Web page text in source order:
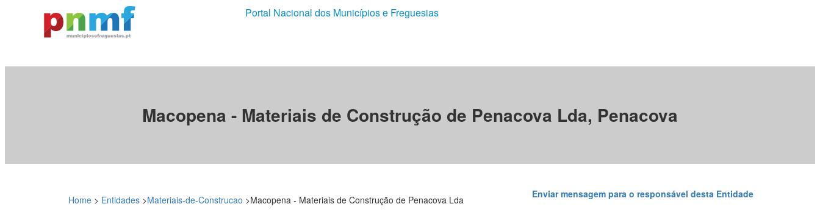
Portal Nacional dos Municípios e Freguesias
Macopena - Materiais de Construção de Penacova Lda, Penacova
Home > Entidades >Materiais-de-Construcao >Macopena - Materiais de Construção de Penacova Lda Enviar mensagem para o responsável desta Entidade